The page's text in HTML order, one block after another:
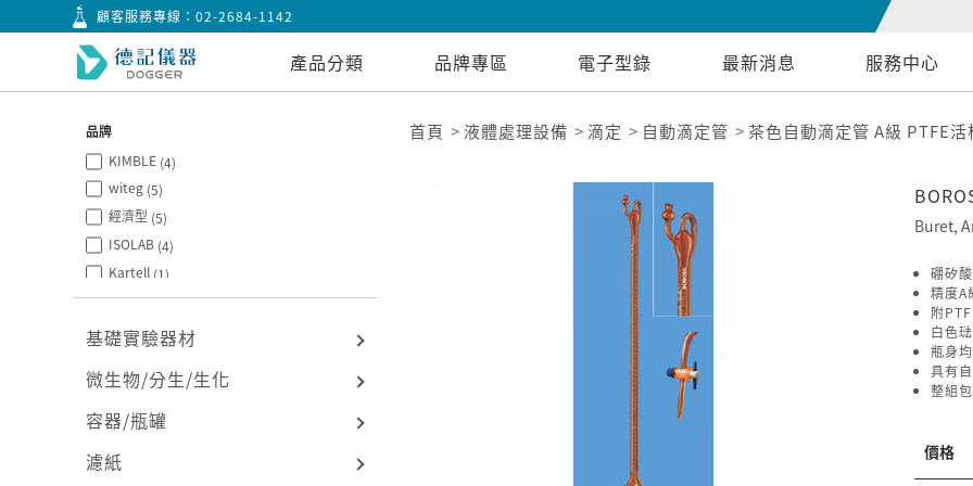
顧客服務專線：02-2684-1142
產品分類 品牌專區 電子型錄 最新消息 服務中心
品牌
KIMBLE (4)
witeg (5)
經濟型 (5)
ISOLAB (4)
Kartell (1)
台製(1)
Tarsons (1)
BOROSIL(2)
基礎實驗器材
微生物/分生/生化
容器/瓶罐
濾紙
首頁 液體處理設備 滴定 自動滴定管 茶色自動滴定管 A級 PTFE
Buret,
硼矽
精度
附
白色
瓶身
具有
整組
價格